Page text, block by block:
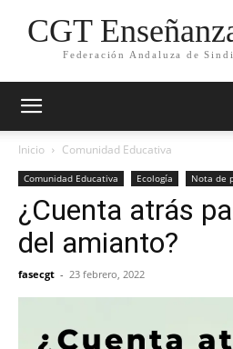
CGT
Federación Andaluza de
Inicio Comunidad Educativa
Comunidad Educativa Ecología Nota de
¿Cuenta atrás
del amianto?
fasecgt - 23 febrero, 2022